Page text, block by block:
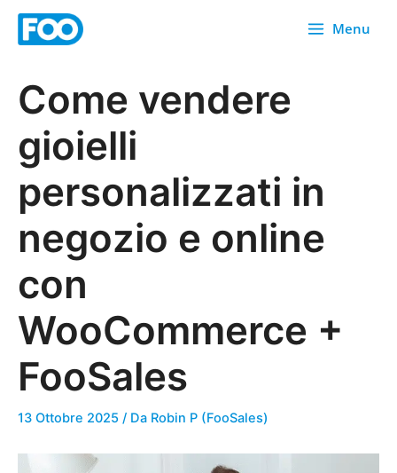
Menu
Come vendere
gioielli
personalizzati in
negozio e online
con
WooCommerce +
FooSales
13 Ottobre 2025 / Da Robin P (FooSales)